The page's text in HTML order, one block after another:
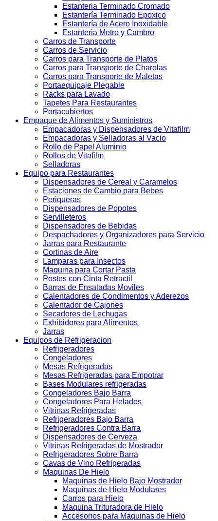
Estanteria Terminado Cromado
Estantería Terminado Epoxico
Estantería de Acero Inoxidable
Estanteria Metro y Cambro
Carros de Transporte
Carros de Servicio
Carros para Transporte de Platos
Carros para Transporte de Charolas
Carros para Transporte de Maletas
Portaequipaje Plegable
Racks para Lavado
Tapetes Para Restaurantes
Portacubiertos
Empaque de Alimentos y Suministros
Empacadoras y Dispensadores de Vitafilm
Empacadoras y Selladoras al Vacio
Rollo de Papel Aluminio
Rollos de Vitafilm
Selladoras
Equipo para Restaurantes
Dispensadores de Cereal y Caramelos
Estaciones de Cambio para Bebes
Periqueras
Dispensadores de Popotes
Servilleteros
Dispensadores de Bebidas
Despachadores y Organizadores para Servicio
Jarras para Restaurante
Cortinas de Aire
Lamparas para Insectos
Maquina para Cortar Pasta
Postes con Cinta Retractil
Barras de Ensaladas Moviles
Calentadores de Condimentos y Aderezos
Calentador de Cajones
Secadores de Lechugas
Exhibidores para Alimentos
Jarras
Equipos de Refrigeracion
Refrigeradores
Congeladores
Mesas Refrigeradas
Mesas Refrigeradas para Empotrar
Bases Modulares refrigeradas
Congeladores Bajo Barra
Congeladores Para Helados
Vitrinas Refrigeradas
Refrigeradores Bajo Barra
Refrigeradores Contra Barra
Dispensadores de Cerveza
Vitrinas Refrigeradas de Mostrador
Refrigeradores Sobre Barra
Cavas de Vino Refrigeradas
Maquinas De Hielo
Maquinas de Hielo Bajo Mostrador
Maquinas de Hielo Modulares
Carros para Hielo
Maquina Trituradora de Hielo
Accesorios para Maquinas de Hielo